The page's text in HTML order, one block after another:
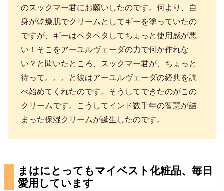
のスックマー君にお願いしたのです。何より、自
身が乾燥肌でクリームとしてギーを塗っていたの
ですが、ギーはベタベタしてちょっと使用感が悪
い！そこをアーユルヴェーダの力で何か作れな
い？と聞いたところ、スックマー君が、ちょっと
待って。。。と彼はアーユルヴェーダの経典を調
べ始めてくれたのです。そうしてできたのがこの
クリームです。こうしてインド数千年の智慧が詰
まった保湿クリームが誕生したのです。
まはにとってもマイベスト化粧品、毎日
愛用しています